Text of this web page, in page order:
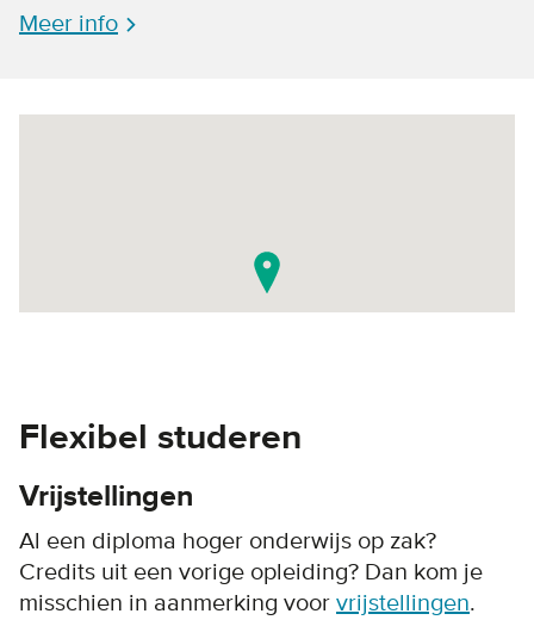
Meer info
Flexibel studeren
Vrijstellingen
Al een diploma hoger onderwijs op zak?
Credits uit een vorige opleiding? Dan kom je
misschien in aanmerking voor vrijstellingen.